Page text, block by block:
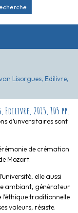
Lisorgues, Edilivre,
Edilivre, 2015, 105 pp.
d’unversitaires sont
de crémation
Mozart.
elle aussi
ambiant, générateur
traditionnelle
valeurs, résiste.